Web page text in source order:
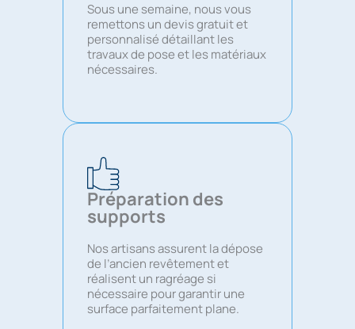
Sous une semaine, nous vous
remettons un devis gratuit et
personnalisé détaillant les
travaux de pose et les matériaux
nécessaires.
Préparation des
supports
Nos artisans assurent la dépose
de l’ancien revêtement et
réalisent un ragréage si
nécessaire pour garantir une
surface parfaitement plane.